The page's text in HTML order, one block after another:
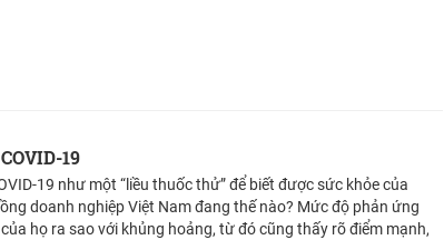
19
19 như một “liều thuốc thử” để biết được sức khỏe của
doanh nghiệp Việt Nam đang thế nào? Mức độ phản ứng
họ ra sao với khủng hoảng, từ đó cũng thấy rõ điểm mạnh,